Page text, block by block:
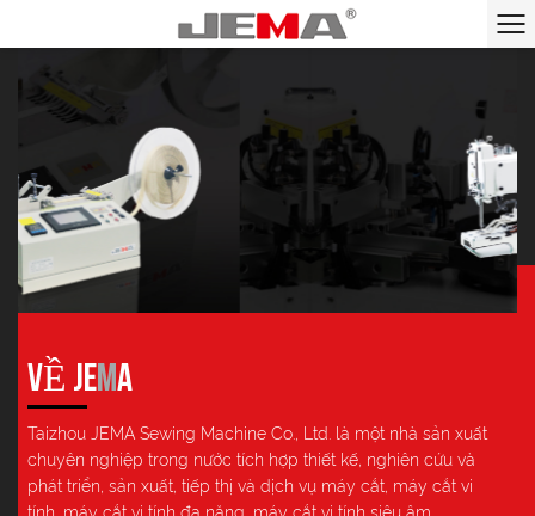
GIẢI PHÁP MỘT CỬA
VỀ JEMA
Taizhou JEMA Sewing Machine Co., Ltd. là một nhà sản xuất
chuyên nghiệp trong nước tích hợp thiết kế, nghiên cứu và
phát triển, sản xuất, tiếp thị và dịch vụ máy cắt, máy cắt vi